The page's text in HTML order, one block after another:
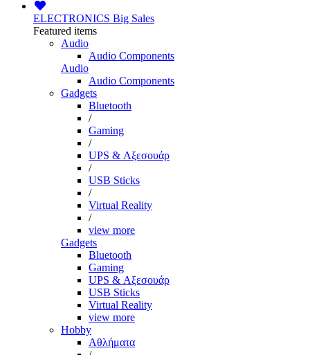
ELECTRONICS Big Sales
Featured items
Audio
Audio Components
Audio
Audio Components
Gadgets
Bluetooth
/
Gaming
/
UPS & Αξεσουάρ
/
USB Sticks
/
Virtual Reality
/
view more
Gadgets
Bluetooth
Gaming
UPS & Αξεσουάρ
USB Sticks
Virtual Reality
view more
Hobby
Αθλήματα